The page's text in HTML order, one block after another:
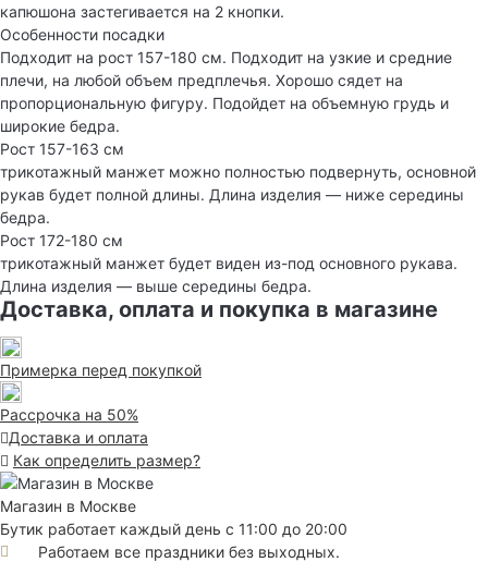
капюшона застегивается на 2 кнопки.
Особенности посадки
Подходит на рост 157-180 см. Подходит на узкие и средние
плечи, на любой объем предплечья. Хорошо сядет на
пропорциональную фигуру. Подойдет на объемную грудь и
широкие бедра.
Рост 157-163 см
трикотажный манжет можно полностью подвернуть, основной
рукав будет полной длины. Длина изделия — ниже середины
бедра.
Рост 172-180 см
трикотажный манжет будет виден из-под основного рукава.
Длина изделия — выше середины бедра.
Доставка, оплата и покупка в магазине
Примерка перед покупкой
Рассрочка на 50%
Доставка и оплата
Как определить размер?
Магазин в Москве
Бутик работает каждый день с 11:00 до 20:00
Работаем все праздники без выходных.